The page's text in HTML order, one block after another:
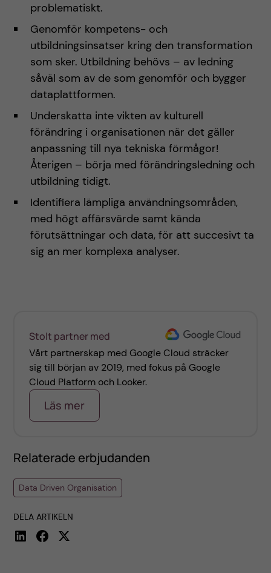
problematiskt.
Genomför kompetens- och
utbildningsinsatser kring den transformation
som sker. Utbildning behövs – av ledning
såväl som av de som genomför och bygger
dataplattformen.
Underskatta inte vikten av kulturell
förändring i organisationen när det gäller
anpassning till nya tekniska förmågor!
Återigen – börja med förändringsledning och
utbildning tidigt.
Identifiera lämpliga användningsområden,
med högt affärsvärde samt kända
förutsättningar och data, för att succesivt ta
sig an mer komplexa analyser.
Stolt partner med
Vårt partnerskap med Google Cloud sträcker
sig till början av 2019, med fokus på Google
Cloud Platform och Looker.
Läs mer
Relaterade erbjudanden
Data Driven Organisation
DELA ARTIKELN